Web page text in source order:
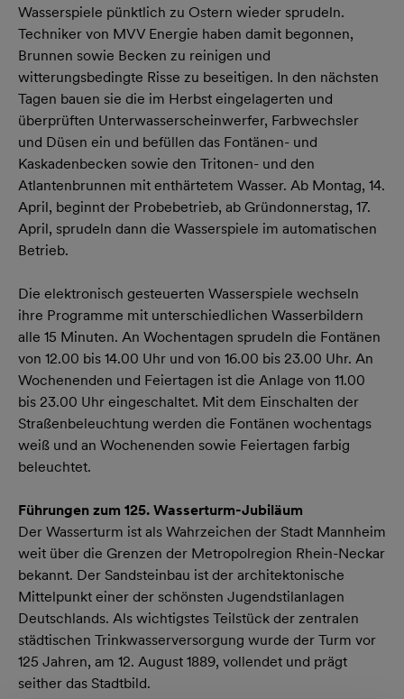
Wasserspiele pünktlich zu Ostern wieder sprudeln.
Techniker von MVV Energie haben damit begonnen,
Brunnen sowie Becken zu reinigen und
witterungsbedingte Risse zu beseitigen. In den nächsten
Tagen bauen sie die im Herbst eingelagerten und
überprüften Unterwasserscheinwerfer, Farbwechsler
und Düsen ein und befüllen das Fontänen- und
Kaskadenbecken sowie den Tritonen- und den
Atlantenbrunnen mit enthärtetem Wasser. Ab Montag, 14.
April, beginnt der Probebetrieb, ab Gründonnerstag, 17.
April, sprudeln dann die Wasserspiele im automatischen
Betrieb.
Die elektronisch gesteuerten Wasserspiele wechseln
ihre Programme mit unterschiedlichen Wasserbildern
alle 15 Minuten. An Wochentagen sprudeln die Fontänen
von 12.00 bis 14.00 Uhr und von 16.00 bis 23.00 Uhr. An
Wochenenden und Feiertagen ist die Anlage von 11.00
bis 23.00 Uhr eingeschaltet. Mit dem Einschalten der
Straßenbeleuchtung werden die Fontänen wochentags
weiß und an Wochenenden sowie Feiertagen farbig
beleuchtet.
Führungen zum 125. Wasserturm-Jubiläum
Der Wasserturm ist als Wahrzeichen der Stadt Mannheim
weit über die Grenzen der Metropolregion Rhein-Neckar
bekannt. Der Sandsteinbau ist der architektonische
Mittelpunkt einer der schönsten Jugendstilanlagen
Deutschlands. Als wichtigstes Teilstück der zentralen
städtischen Trinkwasserversorgung wurde der Turm vor
125 Jahren, am 12. August 1889, vollendet und prägt
seither das Stadtbild.